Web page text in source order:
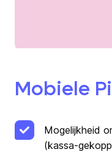
Mobiele
Mogelijkheid
(kassa-